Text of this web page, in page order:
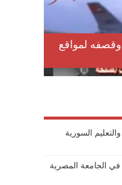
لمواقع
السورية
في الجامعة المصرية